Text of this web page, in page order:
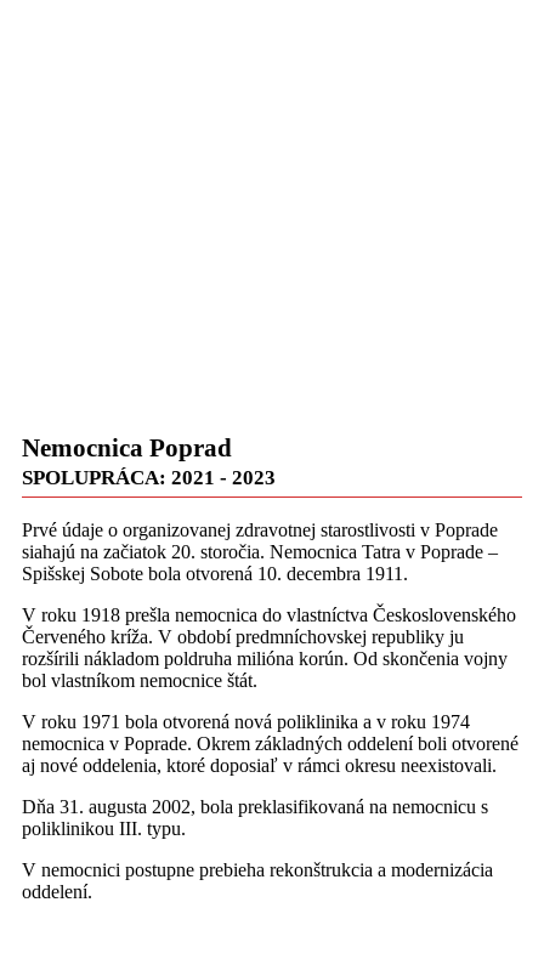
Nemocnica Poprad
SPOLUPRÁCA: 2021 - 2023
Prvé údaje o organizovanej zdravotnej starostlivosti v Poprade
siahajú na začiatok 20. storočia. Nemocnica Tatra v Poprade –
Spišskej Sobote bola otvorená 10. decembra 1911.
V roku 1918 prešla nemocnica do vlastníctva Československého
Červeného kríža. V období predmníchovskej republiky ju
rozšírili nákladom poldruha milióna korún. Od skončenia vojny
bol vlastníkom nemocnice štát.
V roku 1971 bola otvorená nová poliklinika a v roku 1974
nemocnica v Poprade. Okrem základných oddelení boli otvorené
aj nové oddelenia, ktoré doposiaľ v rámci okresu neexistovali.
Dňa 31. augusta 2002, bola preklasifikovaná na nemocnicu s
poliklinikou III. typu.
V nemocnici postupne prebieha rekonštrukcia a modernizácia
oddelení.